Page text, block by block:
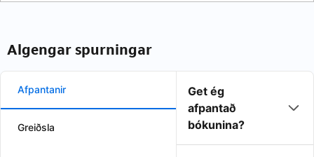
Algengar spurningar
Afpantanir
Greiðsla
Get ég
afpantað
bókunina?